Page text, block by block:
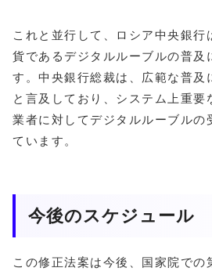
これと並行して、ロシア中央銀行
貨であるデジタルルーブルの普及
す。中央銀行総裁は、広範な普及
と言及しており、システム上重要
業者に対してデジタルルーブルの
ています。
今後のスケジュール
この修正法案は今後、国家院での